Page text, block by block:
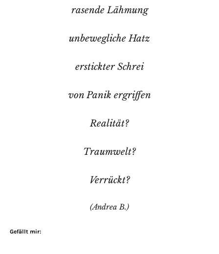
rasende Lähmung
unbewegliche Hatz
erstickter Schrei
von Panik ergriffen
Realität?
Traumwelt?
Verrückt?
(Andrea B.)
Gefällt mir: